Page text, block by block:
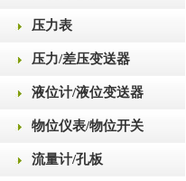
压力表
压力/差压变送器
液位计/液位变送器
物位仪表/物位开关
流量计/孔板